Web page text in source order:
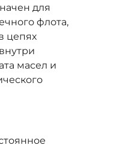
для
флота,
цепях
масел и